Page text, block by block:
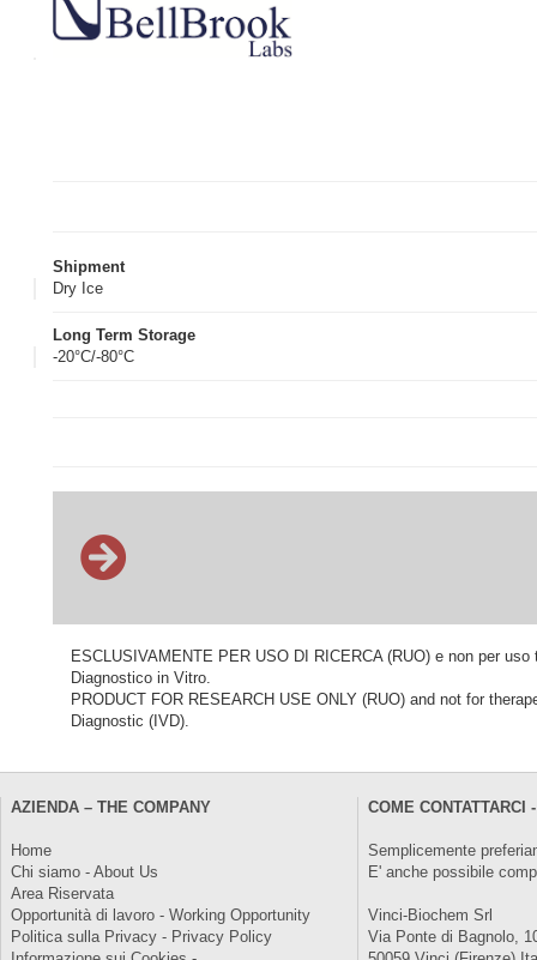
Shipment
Dry Ice
Long Term Storage
-20°C/-80°C
ESCLUSIVAMENTE PER USO DI RICERCA (RUO) e non per
Diagnostico in Vitro.
PRODUCT FOR RESEARCH USE ONLY (RUO) and not for
Diagnostic (IVD).
AZIENDA – THE COMPANY
Home
Chi siamo - About Us
Area Riservata
Opportunità di lavoro - Working Opportunity
Politica sulla Privacy - Privacy Policy
COME CONTATTARCI
Semplicemente
E' anche possibile
Vinci-Biochem Srl
Via Ponte di Bagnolo,